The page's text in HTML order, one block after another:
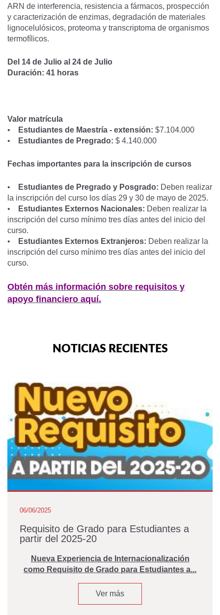
ARN de interferencia, resistencia a fármacos, prospección
y caracterización de enzimas, degradación de materiales
lignocelulósicos, proteoma y transcriptoma de organismos
termofílicos.
Del 14 de Julio al 24 de Julio
Duración: 41 horas
Valor matrícula
•
Estudiantes de Maestría - extensión: $7.104.000
•
Estudiantes de Pregrado: $ 4.140.000
Fechas importantes para la inscripción de cursos
• Estudiantes de Pregrado y Posgrado: Deben realizar
la inscripción del curso los días 29 y 30 de mayo de 2025.
•
Estudiantes Externos Nacionales: Deben realizar la
inscripción del curso mínimo tres días antes del inicio del
curso.
•
Estudiantes Externos Extranjeros: Deben realizar la
inscripción del curso mínimo tres días antes del inicio del
curso.
Obtén más información sobre requisitos y
apoyo financiero aquí.
NOTICIAS RECIENTES
06/06/2025
Requisito de Grado para Estudiantes a
partir del 2025-20
Nueva Experiencia de Internacionalización
como Requisito de Grado para Estudiantes a...
Ver más